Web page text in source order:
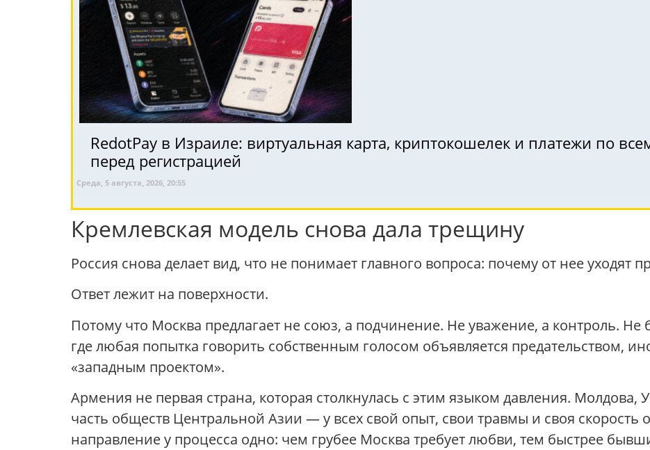
RedotPay в Израиле: виртуальная карта, криптокошелек и платежи по
перед регистрацией
Среда, 5 августа, 2026, 20:55
Кремлевская модель снова дала трещину
Россия снова делает вид, что не понимает главного вопроса: почему от нее уходят
Ответ лежит на поверхности.
Потому что Москва предлагает не союз, а подчинение. Не уважение, а контроль. Не
где любая попытка говорить собственным голосом объявляется предательством,
«западным проектом».
Армения не первая страна, которая столкнулась с этим языком давления. Молдова,
часть обществ Центральной Азии — у всех свой опыт, свои травмы и своя скорость
направление у процесса одно: чем грубее Москва требует любви, тем быстрее